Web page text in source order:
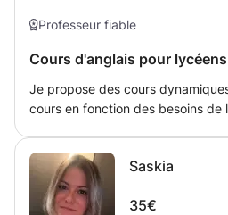
possible. C'est pour cela que je
élève, afin de pouvoir lui donner
interactif et enrichissant.
Professeur fiable
Cours d'anglais pour
Je propose des cours
cours en fonction des besoins de
Academic English Preparation
- la grammaire - enrichissement
utilisation de l'anglais et de la
Saskia
35€